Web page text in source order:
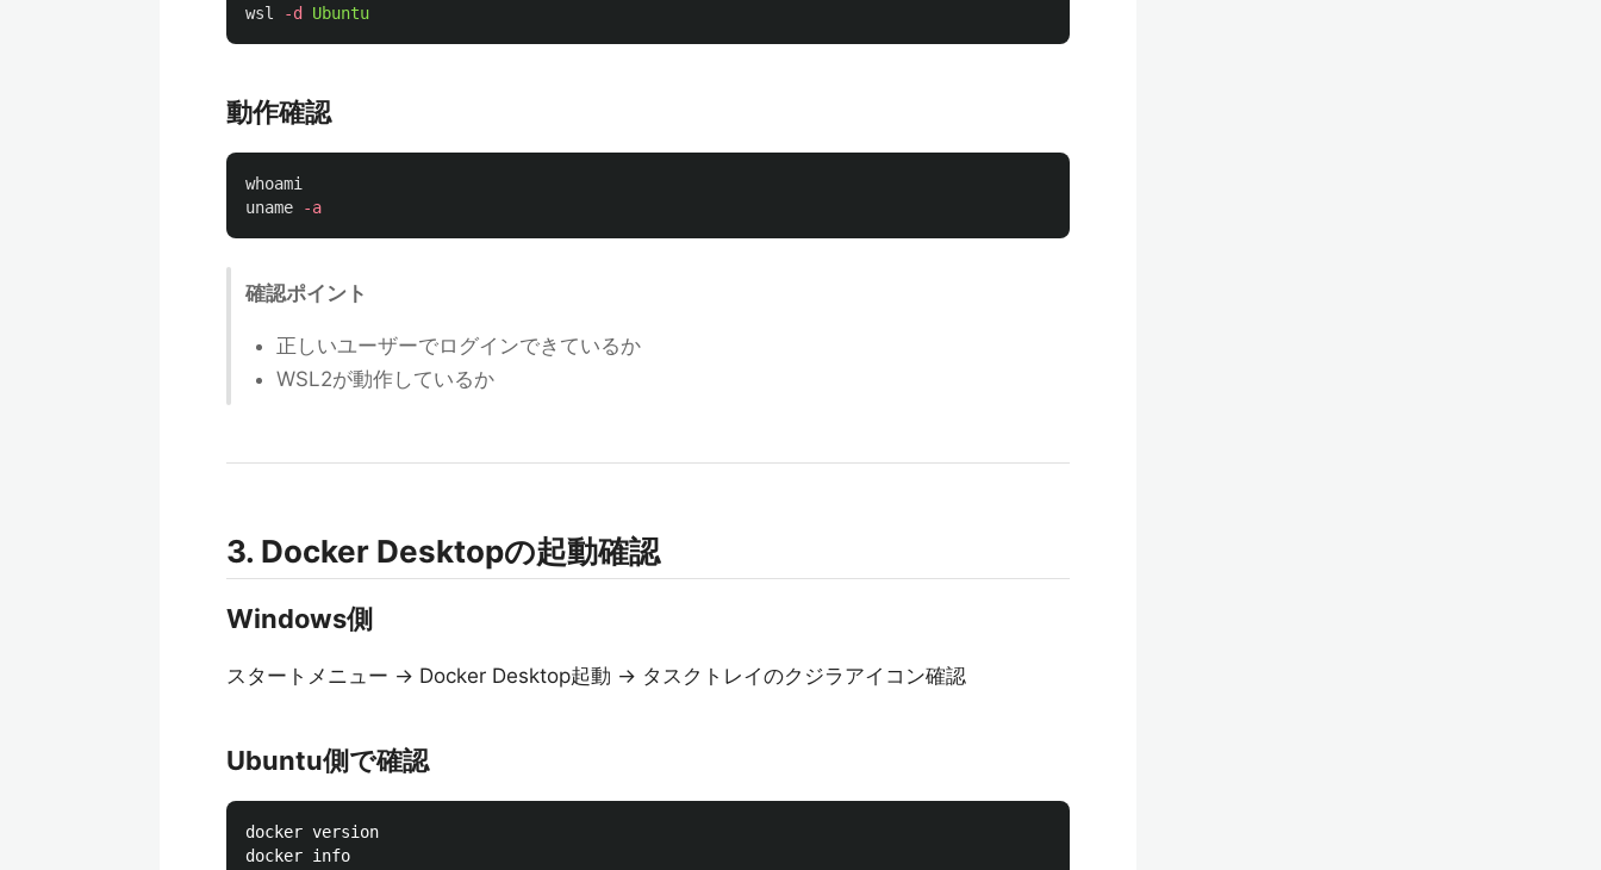
wsl -d Ubuntu
動作確認
whoami
uname
-a
確認ポイント
正しいユーザーでログインできているか
WSL2が動作しているか
3. Docker Desktopの起動確認
Windows側
スタートメニュー → Docker Desktop起動 → タスクトレイのクジラアイコン確認
Ubuntu側で確認
docker version